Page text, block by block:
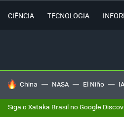
CIÊNCIA TECNOLOGIA
TENDÊNCIAS DO DIA
China NASA El Niño IA
Siga o Xataka Brasil no Google